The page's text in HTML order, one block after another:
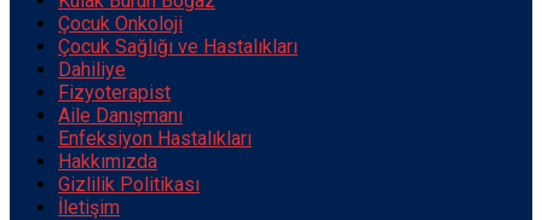
Çocuk Onkoloji
Çocuk Sağlığı ve Hastalıkları
Dahiliye
Fizyoterapist
Aile Danışmanı
Enfeksiyon Hastalıkları
Hakkımızda
Gizlilik Politikası
İletişim